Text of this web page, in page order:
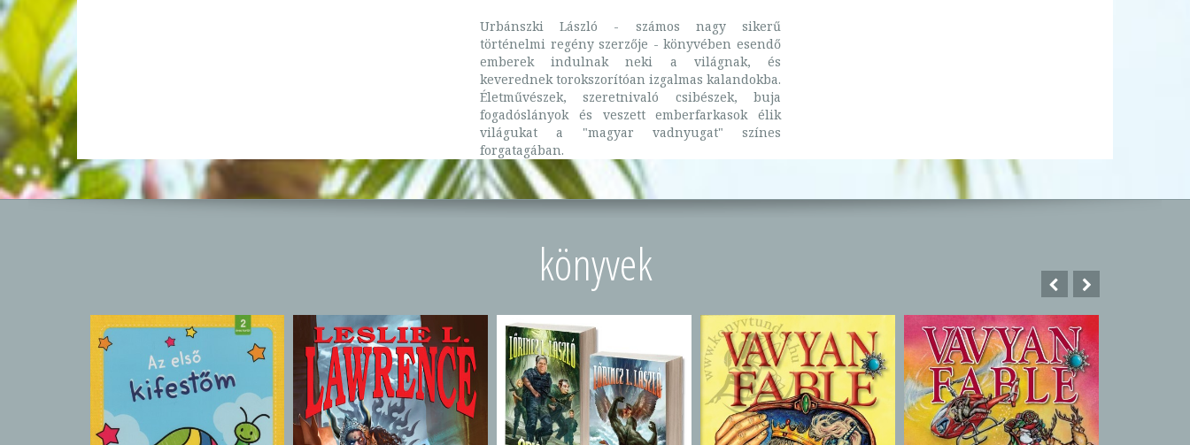
Urbánszki László - számos nagy sikerű
történelmi regény szerzője - könyvében esendő
emberek indulnak neki a világnak, és
keverednek torokszorítóan izgalmas kalandokba.
Életművészek, szeretnivaló csibészek, buja
fogadóslányok és veszett emberfarkasok élik
világukat a "magyar vadnyugat" színes
forgatagában.
könyvek